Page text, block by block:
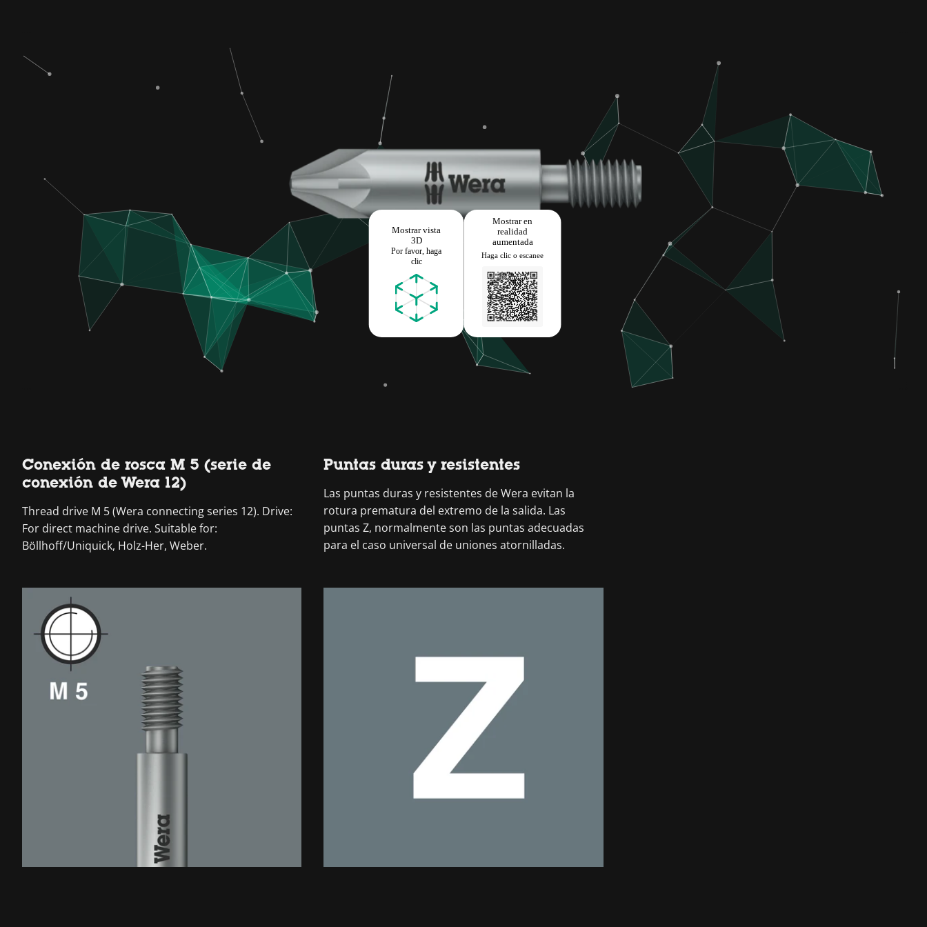
Conexión de rosca M 5 (serie de
conexión de Wera 12)
Thread drive M 5 (Wera connecting series 12). Drive:
For direct machine drive. Suitable for:
Böllhoff/Uniquick, Holz-Her, Weber.
Puntas duras y resistentes
Las puntas duras y resistentes de Wera evitan la
rotura prematura del extremo de la salida. Las
puntas Z, normalmente son las puntas adecuadas
para el caso universal de uniones atornilladas.